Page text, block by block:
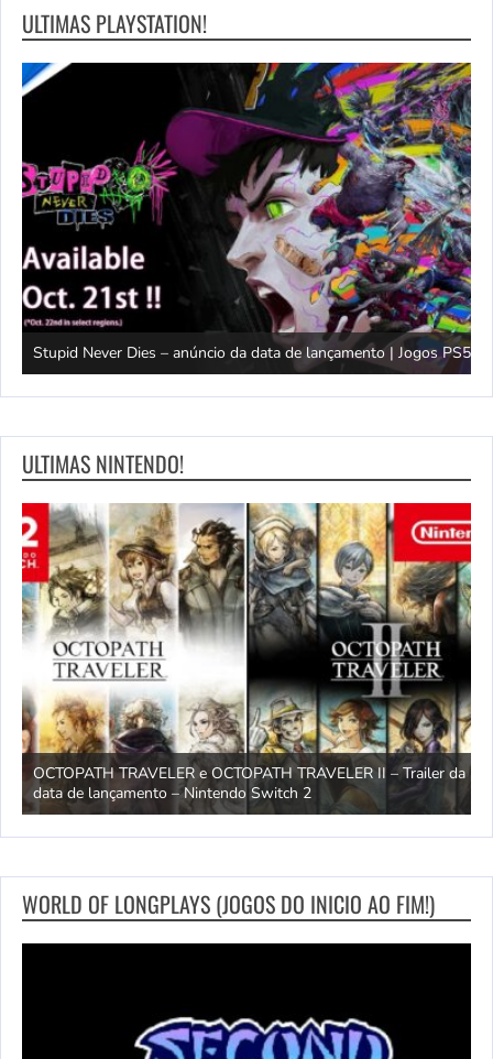
ULTIMAS PLAYSTATION!
| Jogos PS5
Dragon Ball: Faísca! Zero – Trailer de lançamento do
Breaking NEO | Jogos PS5
ULTIMAS NINTENDO!
II – Trailer da
Hello Kitty Party Land – Trailer de pré-encomenda –
Switch 2
WORLD OF LONGPLAYS (JOGOS DO INICIO AO FIM!)